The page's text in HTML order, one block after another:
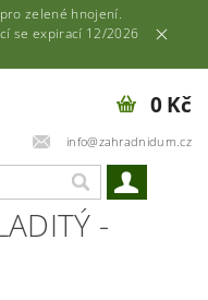
zelené hnojení.
se expirací 12/2026
info@zahradnidum.cz
0 Kč
-